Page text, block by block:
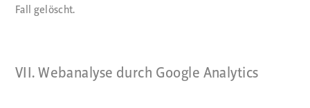
Fall gelöscht.
VII. Webanalyse durch Google Analytics